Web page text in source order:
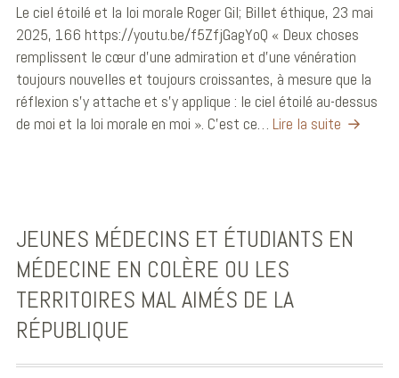
Le ciel étoilé et la loi morale Roger Gil; Billet éthique, 23 mai
2025, 166 https://youtu.be/f5ZfjGagYoQ « Deux choses
remplissent le cœur d’une admiration et d’une vénération
toujours nouvelles et toujours croissantes, à mesure que la
réflexion s’y attache et s’y applique : le ciel étoilé au-dessus
de moi et la loi morale en moi ». C’est ce… Lire la suite
JEUNES MÉDECINS ET ÉTUDIANTS EN
MÉDECINE EN COLÈRE OU LES
TERRITOIRES MAL AIMÉS DE LA
RÉPUBLIQUE